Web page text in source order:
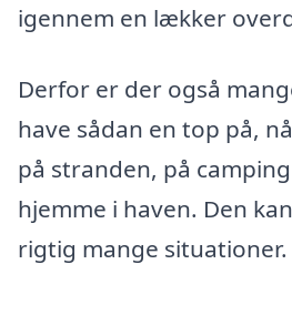
igennem en lækker
Derfor er der også
have sådan en top på,
på stranden, på
hjemme i haven. Den
rigtig mange situationer.